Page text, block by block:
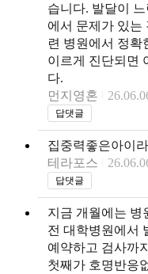
습니다. 발달이
에서 문제가 있는
련 병원에서 정확
이르게 진단되면
다.
먼지영혼
답댓글
집중력좋은아이
테라포스
답댓글
지금 개월에는 병
전 대학병원에서
예약하고 검사까
첫째가 호명반응